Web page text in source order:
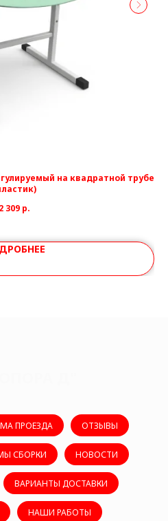
на квадратной трубе
2 309 р.
ПРОЕЗДА ОТЗЫВЫ
СБОРКИ НОВОСТИ
ВАРИАНТЫ ДОСТАВКИ
НАШИ РАБОТЫ